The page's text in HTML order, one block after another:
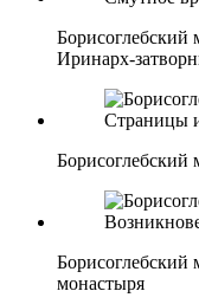
Борисоглебский
Иринарх-
Борисоглебский
Борисоглебский
монастыря